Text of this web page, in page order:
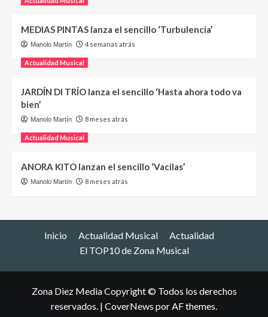
MEDIAS PINTAS lanza el sencillo ‘Turbulencia’
Manolo Martín 4 semanas atrás
Actualidad Musical
JARDÍN DI TRÍO lanza el sencillo ‘Hasta ahora todo va
bien’
Manolo Martín 8 meses atrás
Actualidad Musical
ANORA KITO lanzan el sencillo ‘Vacilas’
Manolo Martín 8 meses atrás
Inicio Actualidad Musical
Actualidad
El TOP10 de Zona Musical
Zona Diez Media Copyright © Todos los derechos
reservados. | CoverNews por AF themes.